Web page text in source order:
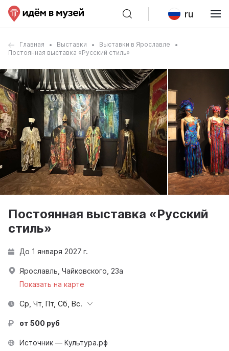
ru
Главная Выставки
Выставки в Ярославле
Постоянная выставка «Русский стиль»
Постоянная выставка «Русский
стиль»
До 1 января 2027 г.
Ярославль, Чайковского, 23а
Показать на карте
Ср, Чт, Пт, Сб, Вс.
от 500 руб
Источник — Культура.рф